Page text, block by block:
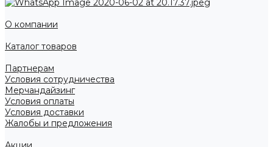
О компании
Каталог товаров
Партнерам
Условия сотрудничества
Мерчандайзинг
Условия оплаты
Условия доставки
Жалобы и предложения